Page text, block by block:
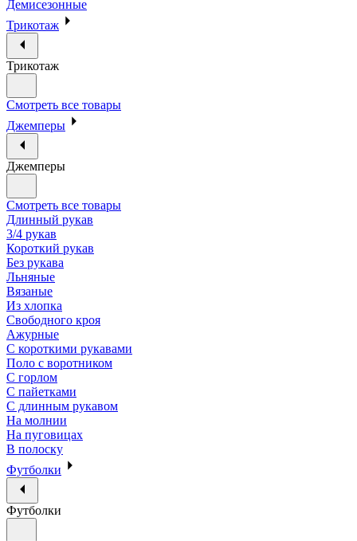
Демисезонные
Трикотаж
Трикотаж
Смотреть все товары
Джемперы
Джемперы
Смотреть все товары
Длинный рукав
3/4 рукав
Короткий рукав
Без рукава
Льняные
Вязаные
Из хлопка
Свободного кроя
Ажурные
С короткими рукавами
Поло с воротником
С горлом
С пайетками
С длинным рукавом
На молнии
На пуговицах
В полоску
Футболки
Футболки